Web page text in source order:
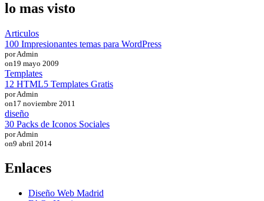
lo mas visto
Articulos
100 Impresionantes temas para WordPress
por Admin
on19 mayo 2009
Templates
12 HTML5 Templates Gratis
por Admin
on17 noviembre 2011
diseño
30 Packs de Iconos Sociales
por Admin
on9 abril 2014
Enlaces
Diseño Web Madrid